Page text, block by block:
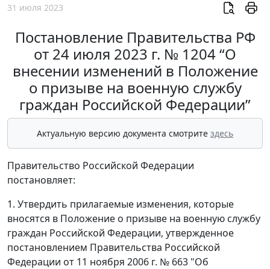
31 июля 2023
Постановление Правительства РФ
от 24 июля 2023 г. № 1204 “О
внесении изменений в Положение
о призыве на военную службу
граждан Российской Федерации”
Актуальную версию документа смотрите здесь
Правительство Российской Федерации
постановляет:
1. Утвердить прилагаемые изменения, которые
вносятся в Положение о призыве на военную службу
граждан Российской Федерации, утвержденное
постановлением Правительства Российской
Федерации от 11 ноября 2006 г. № 663 "Об